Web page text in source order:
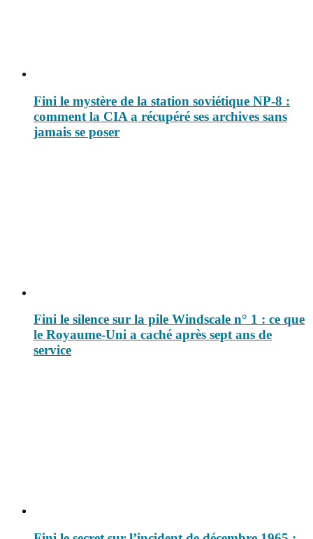
Fini le mystère de la station soviétique NP-8 :
comment la CIA a récupéré ses archives sans
jamais se poser
Fini le silence sur la pile Windscale n° 1 : ce que
le Royaume-Uni a caché après sept ans de
service